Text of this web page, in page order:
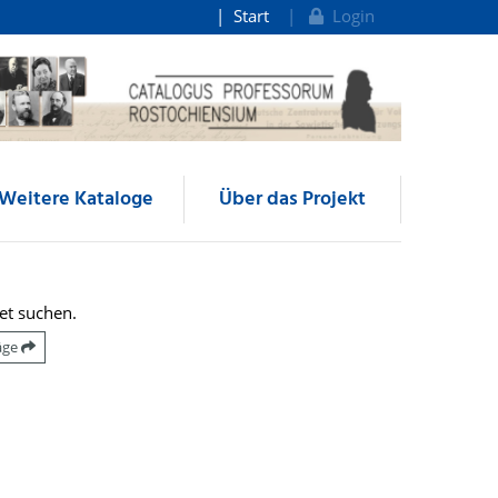
Start Login
Kataloge Über das Projekt
suchen.